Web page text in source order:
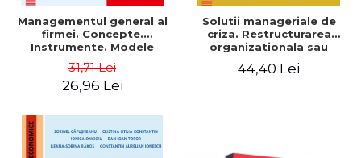
Managementul general al
firmei. Concepte.
Instrumente. Modele
31,71 Lei
26,96 Lei
Solutii manageriale de
criza. Restructurarea
organizationala sau
44,40 Lei